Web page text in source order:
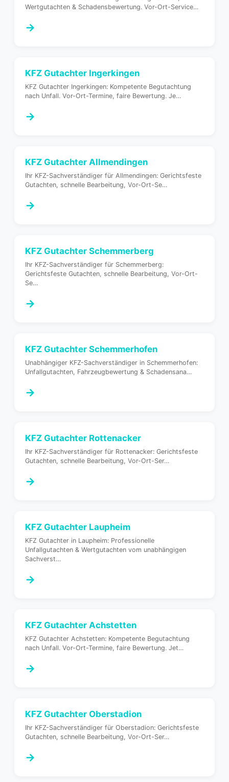
Wertgutachten & Schadensbewertung. Vor-Ort-Service…
→
KFZ Gutachter Ingerkingen
KFZ Gutachter Ingerkingen: Kompetente Begutachtung
nach Unfall. Vor-Ort-Termine, faire Bewertung. Je…
→
KFZ Gutachter Allmendingen
Ihr KFZ-Sachverständiger für Allmendingen: Gerichtsfeste
Gutachten, schnelle Bearbeitung, Vor-Ort-Se…
→
KFZ Gutachter Schemmerberg
Ihr KFZ-Sachverständiger für Schemmerberg:
Gerichtsfeste Gutachten, schnelle Bearbeitung, Vor-Ort-
Se…
→
KFZ Gutachter Schemmerhofen
Unabhängiger KFZ-Sachverständiger in Schemmerhofen:
Unfallgutachten, Fahrzeugbewertung & Schadensana…
→
KFZ Gutachter Rottenacker
Ihr KFZ-Sachverständiger für Rottenacker: Gerichtsfeste
Gutachten, schnelle Bearbeitung, Vor-Ort-Ser…
→
KFZ Gutachter Laupheim
KFZ Gutachter in Laupheim: Professionelle
Unfallgutachten & Wertgutachten vom unabhängigen
Sachverst…
→
KFZ Gutachter Achstetten
KFZ Gutachter Achstetten: Kompetente Begutachtung
nach Unfall. Vor-Ort-Termine, faire Bewertung. Jet…
→
KFZ Gutachter Oberstadion
Ihr KFZ-Sachverständiger für Oberstadion: Gerichtsfeste
Gutachten, schnelle Bearbeitung, Vor-Ort-Ser…
→